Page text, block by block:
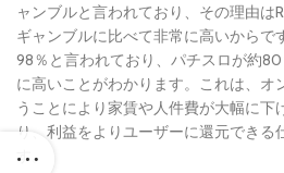
ャンブルと言われており、その理由は
ギャンブルに比べて非常に高いからで
98％と言われており、パチスロが約
に高いことがわかります。これは、オ
うことにより家賃や人件費が大幅に下
り、利益をよりユーザーに還元でき
す。